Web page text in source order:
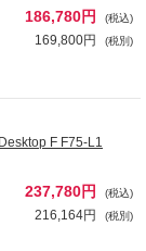
186,780円 (税込)
169,800円 (税別)
F F75-L1
237,780円 (税込)
216,164円 (税別)